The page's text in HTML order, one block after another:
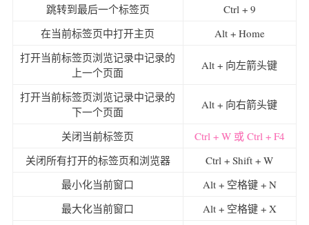
跳转到最后一个标签页
Ctrl + 9
在当前标签页中打开主页
Alt + Home
打开当前标签页浏览记录中记录的
上一个页面
Alt + 向左箭头键
打开当前标签页浏览记录中记录的
下一个页面
Alt + 向右箭头键
关闭当前标签页
Ctrl + W 或 Ctrl + F4
关闭所有打开的标签页和浏览器
Ctrl + Shift + W
最小化当前窗口
Alt + 空格键 + N
最大化当前窗口
Alt + 空格键 + X